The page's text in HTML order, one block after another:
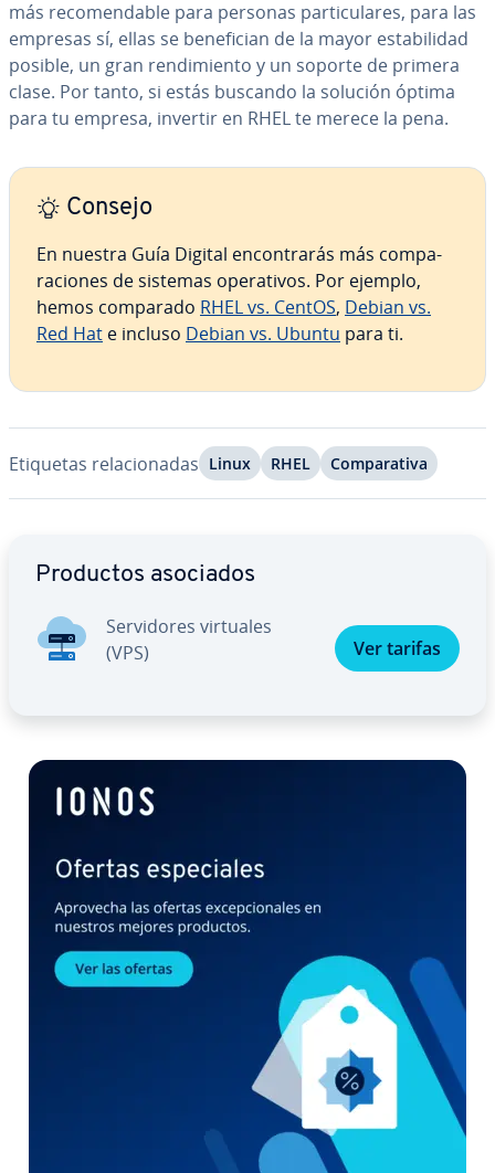
más re­co­me­n­da­ble para personas pa­r­ti­cu­la­res, para las
empresas sí, ellas se be­ne­fi­cian de la mayor es­ta­bi­li­dad
posible, un gran re­n­di­mie­n­to y un soporte de primera
clase. Por tanto, si estás buscando la solución óptima
para tu empresa, invertir en RHEL te merece la pena.
Consejo
En nuestra Guía Digital en­co­n­tra­rás más co­m­pa­
ra­cio­nes de sistemas ope­ra­ti­vos. Por ejemplo,
hemos comparado RHEL vs. CentOS, Debian vs.
Red Hat e incluso Debian vs. Ubuntu para ti.
Etiquetas re­la­cio­na­das Linux RHEL Co­m­pa­ra­ti­va
Productos asociados
Se­r­vi­do­res virtuales
(VPS)
Ver tarifas